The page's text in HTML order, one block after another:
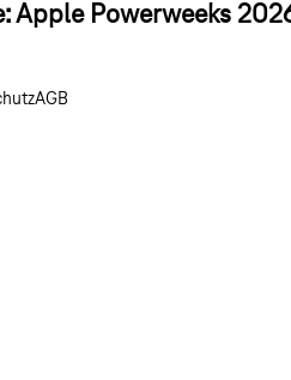
Apple Powerweeks
AGB